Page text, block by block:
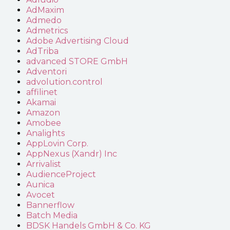
AdMaxim
Admedo
Admetrics
Adobe Advertising Cloud
AdTriba
advanced STORE GmbH
Adventori
advolution.control
affilinet
Akamai
Amazon
Amobee
Analights
AppLovin Corp.
AppNexus (Xandr) Inc
Arrivalist
AudienceProject
Aunica
Avocet
Bannerflow
Batch Media
BDSK Handels GmbH & Co. KG